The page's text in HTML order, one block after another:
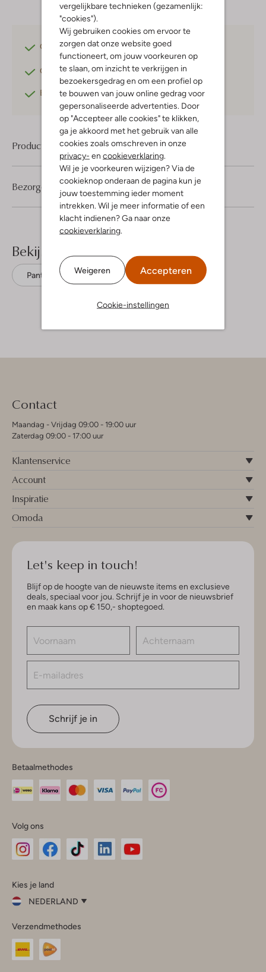
vergelijkbare technieken (gezamenlijk:
"cookies").
Wij gebruiken cookies om ervoor te
zorgen dat onze website goed
functioneert, om jouw voorkeuren op
te slaan, om inzicht te verkrijgen in
bezoekersgedrag en om een profiel op
te bouwen van jouw online gedrag voor
gepersonaliseerde advertenties. Door
op "Accepteer alle cookies" te klikken,
ga je akkoord met het gebruik van alle
cookies zoals omschreven in onze
privacy- en cookieverklaring.
Wil je je voorkeuren wijzigen? Via de
cookieknop onderaan de pagina kun je
jouw toestemming ieder moment
intrekken. Wil je meer informatie of een
klacht indienen? Ga naar onze
cookieverklaring.
Weigeren Accepteren
Cookie-instellingen
Gratis verzendingvanaf €75,-
Gratis retournerenbinnen 30 dagen*
Betaal achterafmet Klarna
Product informatie
Bezorgen & retourneren
Bekijk meer
Pantalons Mos Mosh Katoen
Contact
Maandag - Vrijdag 09:00 - 19:00 uur
Zaterdag 09:00 - 17:00 uur
Klantenservice
Account
Inspiratie
Omoda
Let's keep in touch!
Blijf op de hoogte van de nieuwste items en exclusieve
deals, speciaal voor jou. Schrijf je in voor de nieuwsbrief
en maak kans op € 150,- shoptegoed.
Schrijf je in
Betaalmethodes
Volg ons
InstagramFacebook
Kies je land
NEDERLAND
je
land
Nederland
Verzendmethodes